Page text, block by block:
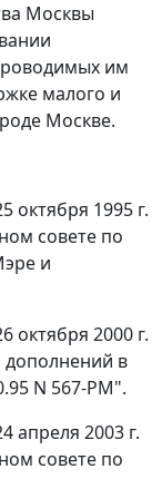
Москвы
им
малого и
Москве.
октября 1995 г.
совете по
и
октября 2000 г.
в
N 567-РМ".
апреля 2003 г.
совете по